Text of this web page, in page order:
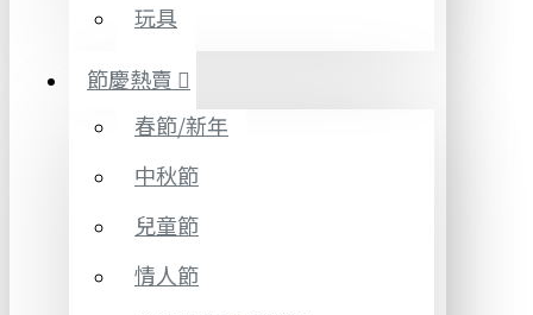
玩具
節慶熱賣
春節/新年
中秋節
兒童節
情人節